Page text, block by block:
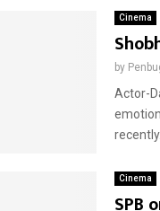
Cinema
by
Actor-
Cinema
SPB